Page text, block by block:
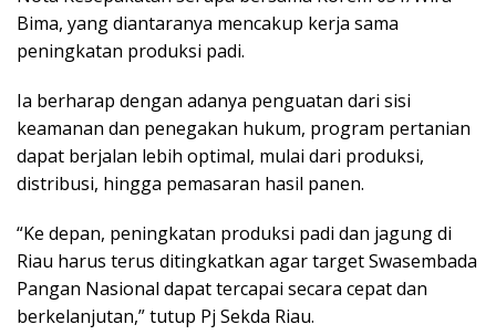
Bima, yang diantaranya mencakup kerja sama
peningkatan produksi padi.
Ia berharap dengan adanya penguatan dari sisi
keamanan dan penegakan hukum, program pertanian
dapat berjalan lebih optimal, mulai dari produksi,
distribusi, hingga pemasaran hasil panen.
“Ke depan, peningkatan produksi padi dan jagung di
Riau harus terus ditingkatkan agar target Swasembada
Pangan Nasional dapat tercapai secara cepat dan
berkelanjutan,” tutup Pj Sekda Riau.